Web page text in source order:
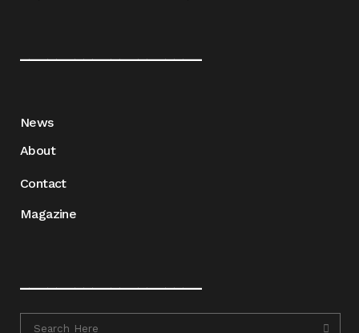
News
About
Contact
Magazine